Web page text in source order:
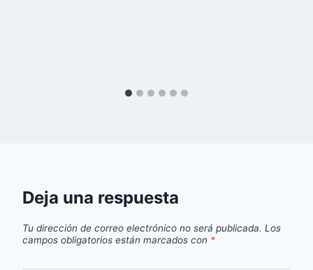
Deja una respuesta
Tu dirección de correo electrónico no será publicada. Los
campos obligatorios están marcados con *